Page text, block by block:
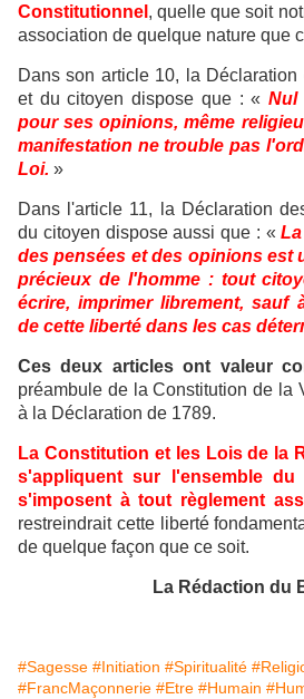
Constitutionnel , quelle que soit
association de quelque nature que
Dans son article 10, la
et du citoyen dispose que : «Nul
pour ses opinions, même
manifestation ne trouble pas
Loi. »
Dans l'article 11, la Déclaration
du citoyen dispose aussi que : «
des pensées et des opinions est
précieux de l'homme : tout
écrire, imprimer librement, sauf
de cette liberté dans les cas
Ces deux articles ont valeur
préambule de la Constitution de la
à la Déclaration de 1789.
La Constitution et les Lois de la
s'appliquent sur l'ensemble
s'imposent à tout règlement
restreindrait cette liberté
de quelque façon que ce soit.
La Rédaction du
#Sagesse #Initiation #Spiritualité
#FrancMaçonnerie #Etre #Humain